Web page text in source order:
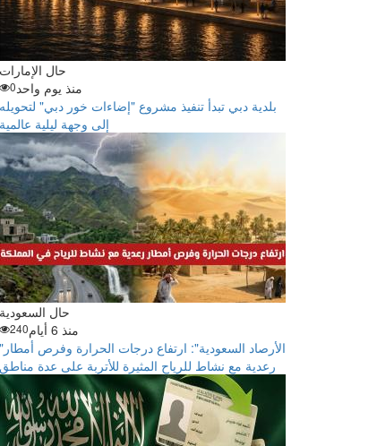
حال الإمارات
منذ يوم واحد0
بلدية دبي تبدأ تنفيذ مشروع "إضاءات خور دبي" لتحويله
إلى وجهة ليلية عالمية
حال السعودية
منذ 6 أيام
240
"الأرصاد السعودية": ارتفاع درجات الحرارة وفرص أمطار
رعدية مع نشاط للرياح المثيرة للأتربة على عدة مناطق